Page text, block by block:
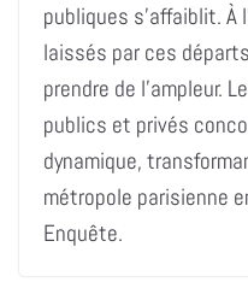
publiques s’affaiblit. À
laissés par ces
prendre de l’ampleur.
publics et privés
dynamique,
métropole parisienne
Enquête.